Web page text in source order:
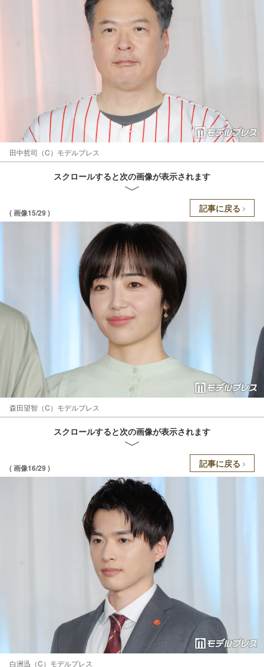
田中哲司（C）モデルプレス
スクロールすると次の画像が表示されます
( 画像15/29 ) 記事に戻る
森田望智（C）モデルプレス
スクロールすると次の画像が表示されます
( 画像16/29 ) 記事に戻る
白洲迅（C）モデルプレス